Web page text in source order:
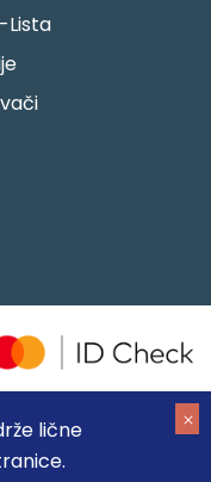
lične
Lista